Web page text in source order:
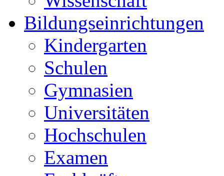
Bildungseinrichtungen
Kindergarten
Schulen
Gymnasien
Universitäten
Hochschulen
Examen